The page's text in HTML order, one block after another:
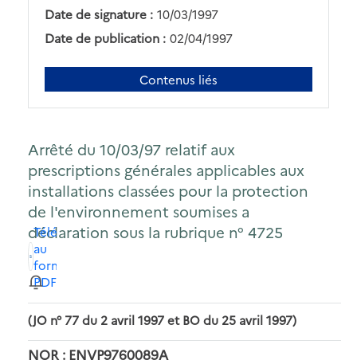
Date de signature : 10/03/1997
Date de publication : 02/04/1997
Contenus liés
Arrêté du 10/03/97 relatif aux
prescriptions générales applicables aux
installations classées pour la protection
de l'environnement soumises a
déclaration sous la rubrique n° 4725
Télécharger
au
format
PDF
(JO n° 77 du 2 avril 1997 et BO du 25 avril 1997)
NOR : ENVP9760089A